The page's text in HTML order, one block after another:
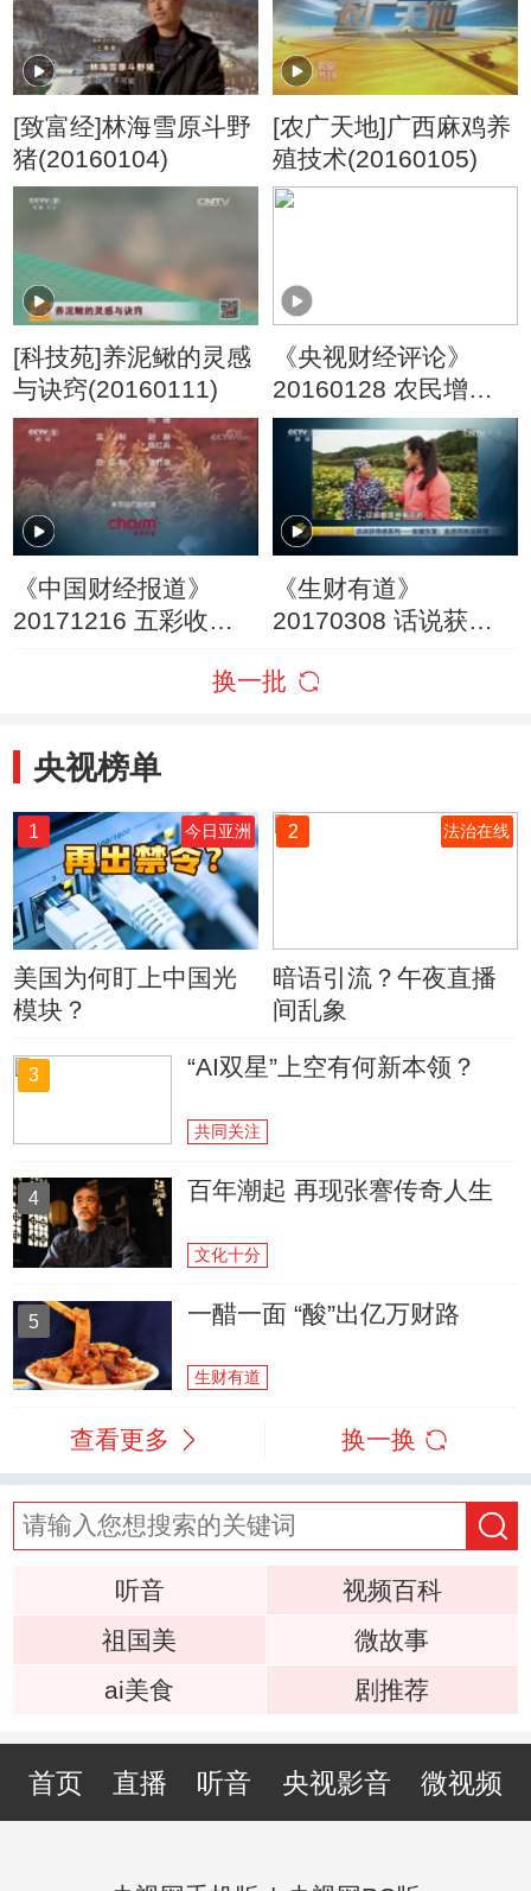
[致富经]林海雪原斗野
猪(20160104)
[农广天地]广西麻鸡养
殖技术(20160105)
[科技苑]养泥鳅的灵感
与诀窍(20160111)
《央视财经评论》
20160128 农民增收
靠种地还是打工？
《中国财经报道》
20171216 五彩收
《生财有道》
20170308 话说获得
至：走进百姓话获得
换一批
央视榜单
1 今日亚洲
美国为何盯上中国光
模块？
2 法治在线
暗语引流？午夜直播
间乱象
3 “AI双星”上空有何新本领？
共同关注
4 百年潮起 再现张謇传奇人生
文化十分
5 一醋一面 “酸”出亿万财路
生财有道
查看更多 换一换
听音
视频百科
祖国美
微故事
ai美食
剧推荐
首页 直播 听音 央视影音 微视频